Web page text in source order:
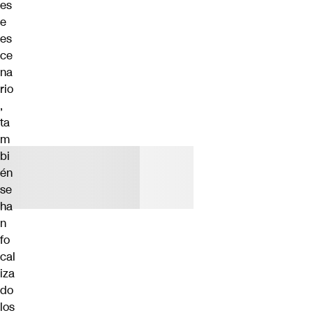
es
e
es
ce
na
rio
,
ta
m
bi
én
se
ha
n
fo
cal
iza
do
los